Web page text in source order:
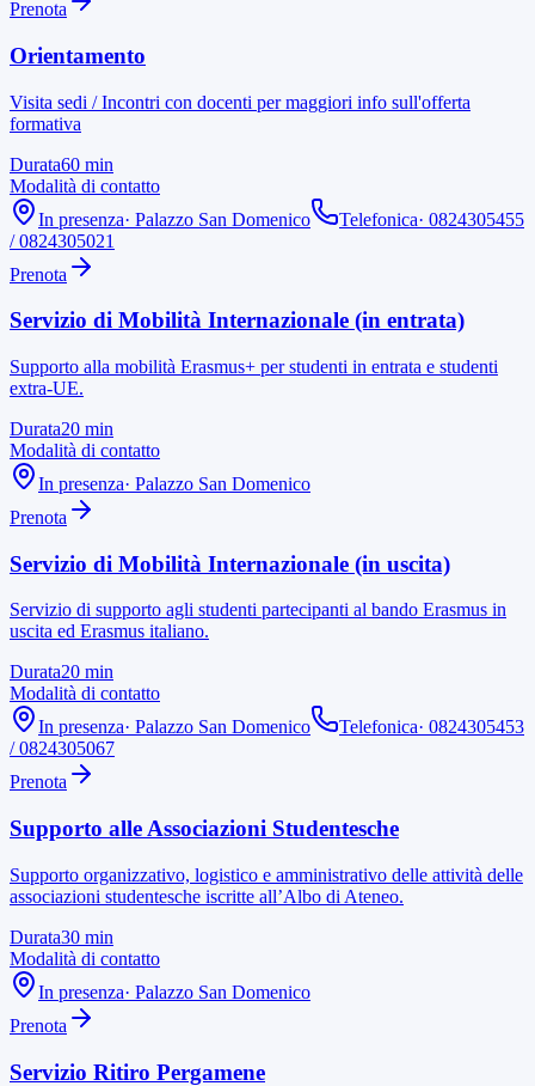
Prenota
Orientamento
Visita sedi / Incontri con docenti per maggiori info sull'offerta
formativa
Durata60 min
Modalità di contatto
In presenza· Palazzo San Domenico Telefonica· 0824305455
/ 0824305021
Prenota
Servizio di Mobilità Internazionale (in entrata)
Supporto alla mobilità Erasmus+ per studenti in entrata e studenti
extra-UE.
Durata20 min
Modalità di contatto
In presenza· Palazzo San Domenico
Prenota
Servizio di Mobilità Internazionale (in uscita)
Servizio di supporto agli studenti partecipanti al bando Erasmus in
uscita ed Erasmus italiano.
Durata20 min
Modalità di contatto
In presenza· Palazzo San Domenico Telefonica· 0824305453
/ 0824305067
Prenota
Supporto alle Associazioni Studentesche
Supporto organizzativo, logistico e amministrativo delle attività delle
associazioni studentesche iscritte all’Albo di Ateneo.
Durata30 min
Modalità di contatto
In presenza· Palazzo San Domenico
Prenota
Servizio Ritiro Pergamene